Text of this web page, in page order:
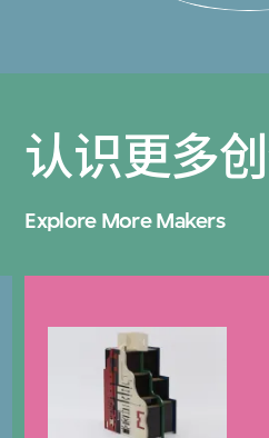
认识更多
Explore More Makers